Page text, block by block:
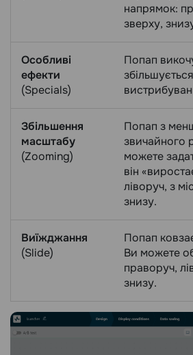
напрямок:
зверху,
Особливі
ефекти
(Specials)
Попап
Збільшення
масштабу
(Zooming)
Попап з
звичайного
можете
він
ліворуч, з
знизу.
Виїжджання
(Slide)
Попап
Ви можете
праворуч,
знизу.